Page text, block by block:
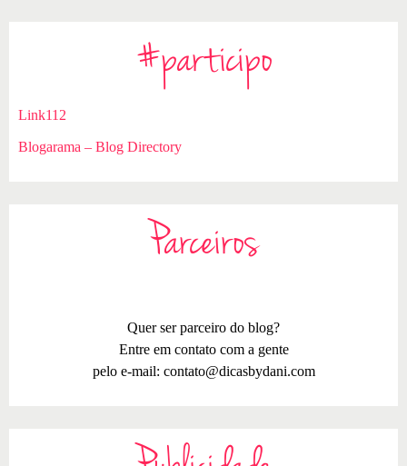
#participo
Link112
Blogarama – Blog Directory
Parceiros
Quer ser parceiro do blog?
Entre em contato com a gente
pelo e-mail: contato@dicasbydani.com